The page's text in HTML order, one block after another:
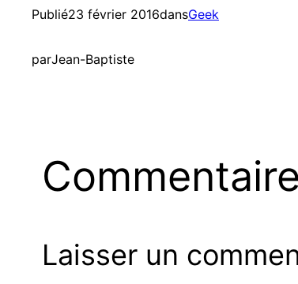
Publié23 février 2016dansGeek
parJean-Baptiste
Laisser un